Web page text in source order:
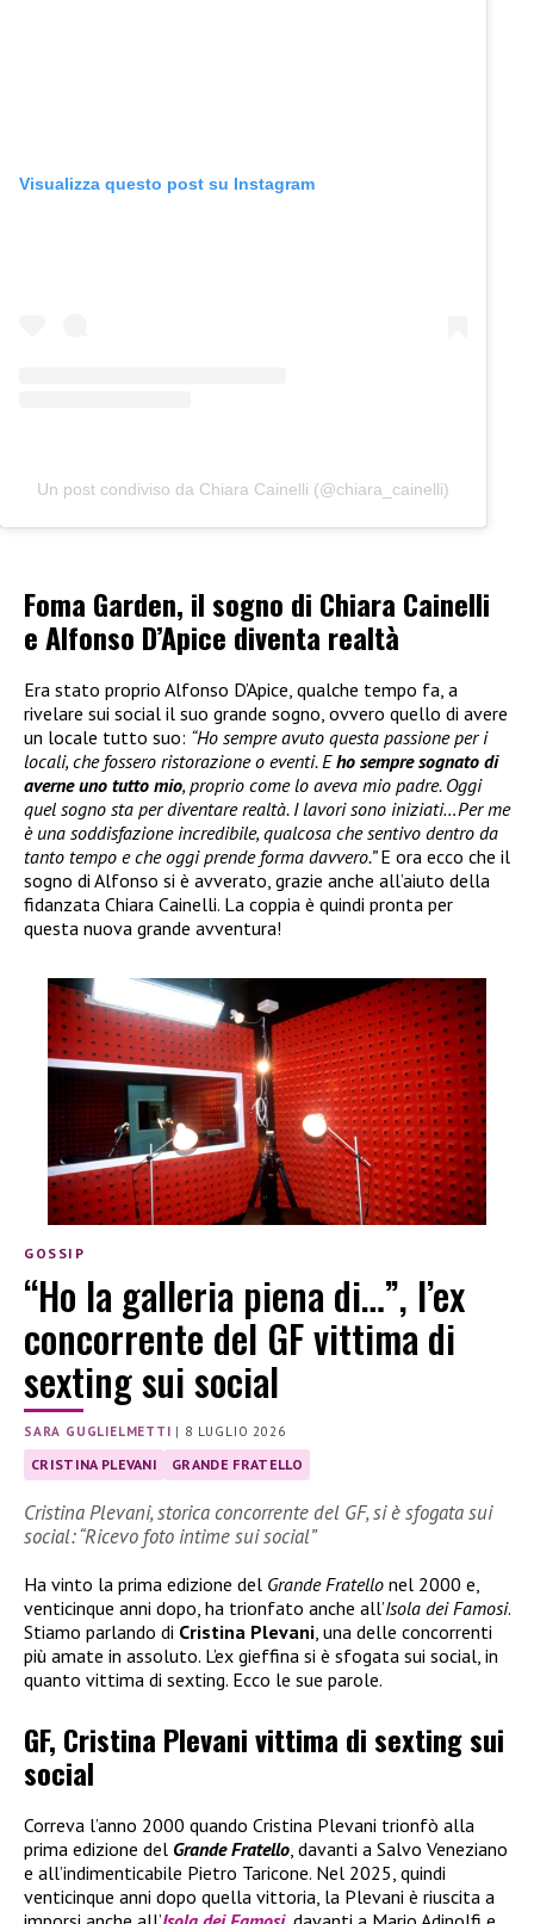
Visualizza questo post su Instagram
Un post condiviso da Chiara Cainelli (@chiara_cainelli)
Foma Garden, il sogno di Chiara Cainelli
e Alfonso D’Apice diventa realtà
Era stato proprio Alfonso D’Apice, qualche tempo fa, a
rivelare sui social il suo grande sogno, ovvero quello di avere
un locale tutto suo: “Ho sempre avuto questa passione per i
locali, che fossero ristorazione o eventi. Eho sempre sognato di
averne uno tutto mio, proprio come lo aveva mio padre. Oggi
quel sogno sta per diventare realtà. I lavori sono iniziati…Per me
è una soddisfazione incredibile, qualcosa che sentivo dentro da
tanto tempo e che oggi prende forma davvero.”E ora ecco che il
sogno di Alfonso si è avverato, grazie anche all’aiuto della
fidanzata Chiara Cainelli. La coppia è quindi pronta per
questa nuova grande avventura!
GOSSIP
“Ho la galleria piena di…”, l’ex
concorrente del GF vittima di
sexting sui social
SARA GUGLIELMETTI | 8 LUGLIO 2026
CRISTINA PLEVANI GRANDE FRATELLO
Cristina Plevani, storica concorrente del GF, si è sfogata sui
social: “Ricevo foto intime sui social”
Ha vinto la prima edizione del Grande Fratello nel 2000 e,
venticinque anni dopo, ha trionfato anche all’Isola dei Famosi.
Stiamo parlando di Cristina Plevani , una delle concorrenti
più amate in assoluto. L’ex gieffina si è sfogata sui social, in
quanto vittima di sexting. Ecco le sue parole.
GF, Cristina Plevani vittima di sexting sui
social
Correva l’anno 2000 quando Cristina Plevani trionfò alla
prima edizione del Grande Fratello , davanti a Salvo Veneziano
e all’indimenticabile Pietro Taricone. Nel 2025, quindi
venticinque anni dopo quella vittoria, la Plevani è riuscita a